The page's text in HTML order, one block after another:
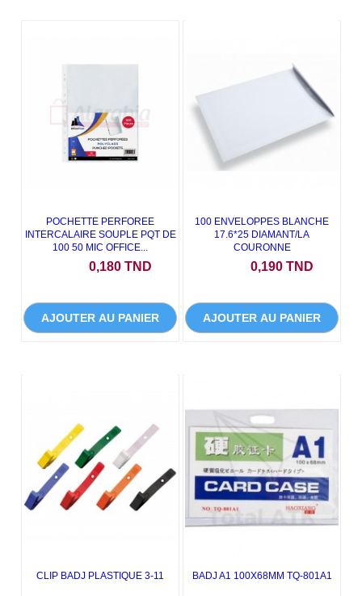
POCHETTE PERFOREE
INTERCALAIRE SOUPLE PQT DE
100 50 MIC OFFICE...
0,180 TND
AJOUTER AU PANIER
100 ENVELOPPES BLANCHE
17.6*25 DIAMANT/LA
COURONNE
0,190 TND
AJOUTER AU PANIER
CLIP BADJ PLASTIQUE 3-11 BADJ A1 100X68MM TQ-801A1